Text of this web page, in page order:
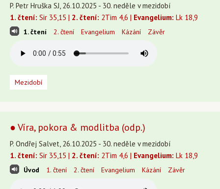
P. Petr Hruška SJ, 26.10.2025 - 30. neděle v mezidobí
1. čtení: Sir 35,15 | 2. čtení: 2Tim 4,6 | Evangelium: Lk 18,9
1. čtení 2. čtení Evangelium Kázání Závěr
Mezidobí
● Víra, pokora & modlitba (odp.)
P. Ondřej Salvet, 26.10.2025 - 30. neděle v mezidobí
1. čtení: Sir 35,15 | 2. čtení: 2Tim 4,6 | Evangelium: Lk 18,9
Úvod 1. čtení 2. čtení Evangelium Kázání Závěr